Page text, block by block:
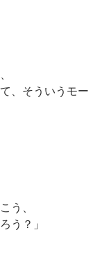
、そういうモー
う、
う？」